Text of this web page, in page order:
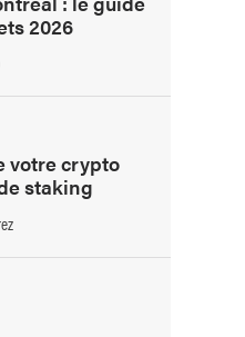
2026
votre crypto
staking